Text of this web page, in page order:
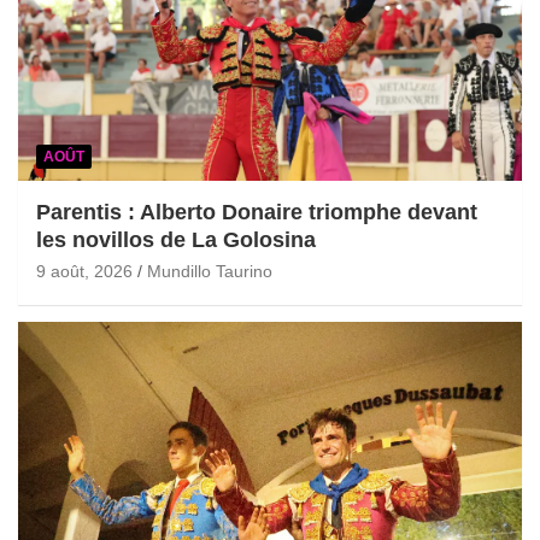
AOÛT
Parentis : Alberto Donaire triomphe devant
les novillos de La Golosina
9 août, 2026 Mundillo Taurino